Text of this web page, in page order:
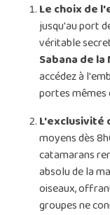
Le choix de
jusqu'au port
véritable
Sabana de la
accédez à
portes mêmes
L'exclusivité
moyens dès
catamarans
absolu de la
oiseaux,
groupes ne